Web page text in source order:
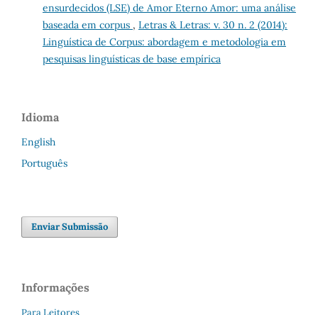
ensurdecidos (LSE) de Amor Eterno Amor: uma análise
baseada em corpus , Letras & Letras: v. 30 n. 2 (2014):
Linguística de Corpus: abordagem e metodologia em
pesquisas linguísticas de base empírica
Idioma
English
Português
Enviar Submissão
Informações
Para Leitores